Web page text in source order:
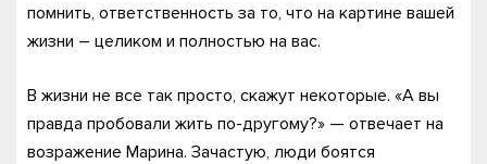
помнить, ответственность за то, что на картине вашей
жизни – целиком и полностью на вас.
В жизни не все так просто, скажут некоторые. «А вы
правда пробовали жить по-другому?» — отвечает на
возражение Марина. Зачастую, люди боятся